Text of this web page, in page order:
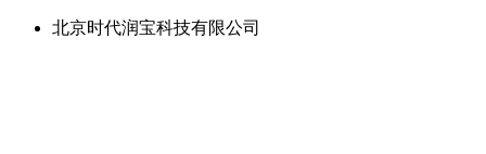
北京时代润宝科技有限公司